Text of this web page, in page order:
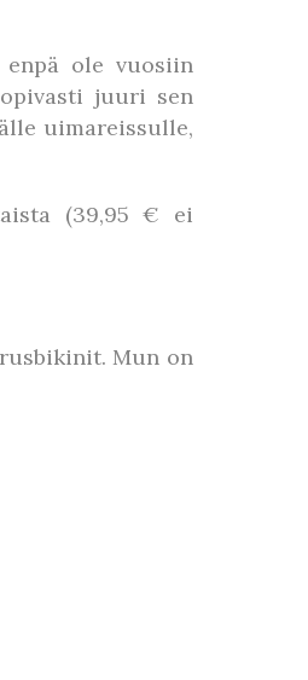
ole vuosiin
juuri sen
uimareissulle,
(39,95 € ei
Mun on